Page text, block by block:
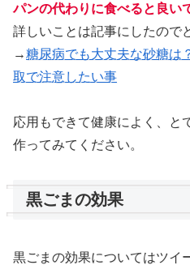
パンの代わりに食べると良い
詳しいことは記事にしたので
→糖尿病でも大丈夫な砂糖は
取で注意したい事
応用もできて健康によく、と
作ってみてください。
黒ごまの効果
黒ごまの効果についてはツイ